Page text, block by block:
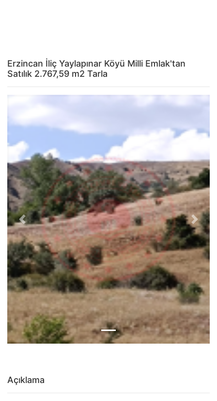
Erzincan İliç Yaylapınar Köyü Milli Emlak'tan
Satılık 2.767,59 m2 Tarla
Previous Next
Açıklama